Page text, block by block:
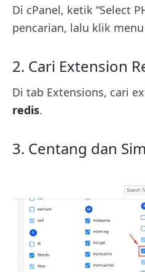
Di cPanel, ketik “Select
pencarian, lalu klik
2. Cari Extension
Di tab Extensions, cari
redis.
3. Centang dan